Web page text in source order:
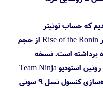
که حساب توئیتر
PlayStation Game Size پیش از انتشار Rise of the Ronin از حجم
در کنسول پلی استیشن 5 پرده برداشته است. نسخه
۱.۰۰۱ بازی اکشن نقش‌آفرینی رایز آو رونین استودیو Team Ninja
مقدار ۹۶.۳۴۳ گیگابایت از فضای ذخیره‌سازی کنسول نسل ۹ سونی